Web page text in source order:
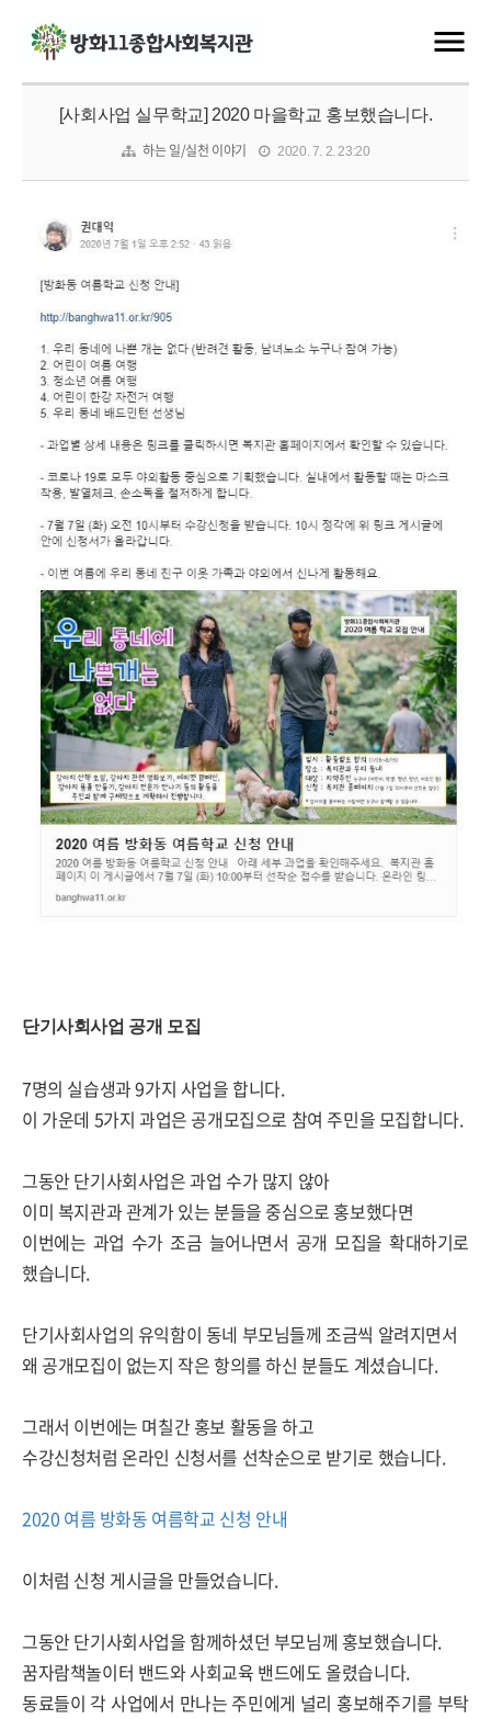
[사회사업 실무학교] 2020 마을학교 홍보했습니다.
하는 일/실천 이야기 2020. 7. 2. 23:20
단기사회사업 공개 모집
7명의 실습생과 9가지 사업을 합니다.
이 가운데 5가지 과업은 공개모집으로 참여 주민을 모집합니다.
그동안 단기사회사업은 과업 수가 많지 않아
이미 복지관과 관계가 있는 분들을 중심으로 홍보했다면
이번에는 과업 수가 조금 늘어나면서 공개 모집을 확대하기로
했습니다.
단기사회사업의 유익함이 동네 부모님들께 조금씩 알려지면서
왜 공개모집이 없는지 작은 항의를 하신 분들도 계셨습니다.
그래서 이번에는 며칠간 홍보 활동을 하고
수강신청처럼 온라인 신청서를 선착순으로 받기로 했습니다.
2020 여름 방화동 여름학교 신청 안내
이처럼 신청 게시글을 만들었습니다.
그동안 단기사회사업을 함께하셨던 부모님께 홍보했습니다.
꿈자람책놀이터 밴드와 사회교육 밴드에도 올렸습니다.
동료들이 각 사업에서 만나는 주민에게 널리 홍보해주기를 부탁